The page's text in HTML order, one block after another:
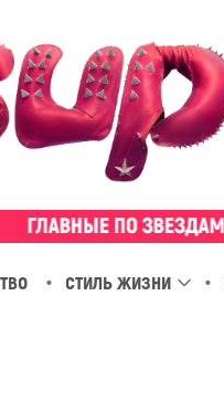
стиль жизни